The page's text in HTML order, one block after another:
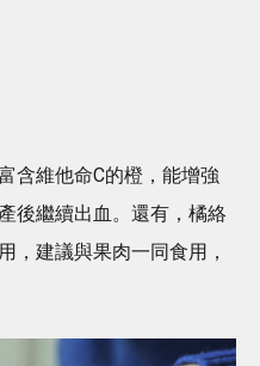
含維他命C的橙，能增強
後繼續出血。還有，橘絡
，建議與果肉一同食用，